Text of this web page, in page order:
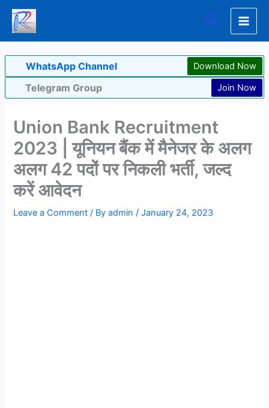
Skip
content
Search
WhatsApp Channel Download Now
Telegram Group Join Now
Union Bank Recruitment
2023 | यूनियन बैंक में मैनेजर के अलग
अलग 42 पदों पर निकली भर्ती, जल्द
करें आवेदन
Leave a Comment / Byadmin/January 24, 2023